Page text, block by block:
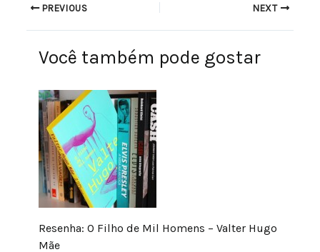
PREVIOUS NEXT
Você também pode gostar
Resenha: O Filho de Mil Homens – Valter Hugo
Mãe